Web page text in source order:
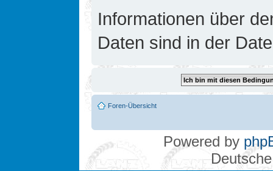
Informationen über
Daten sind in der
Foren-Übersicht
Powered by